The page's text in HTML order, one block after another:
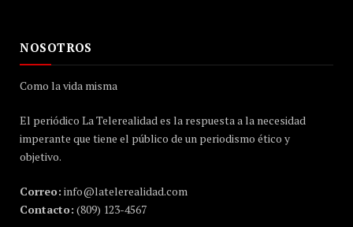
NOSOTROS
Como la vida misma
El periódico La Telerealidad es la respuesta a la necesidad
imperante que tiene el público de un periodismo ético y
objetivo.
Correo: info@latelerealidad.com
Contacto: (809) 123-4567